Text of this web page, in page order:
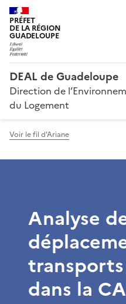
PRÉFET
DE LA RÉGION
GUADELOUPE
DEAL de Guadeloupe
Direction de
du Logement
Voir le fil d'Ariane
Analyse
dans la